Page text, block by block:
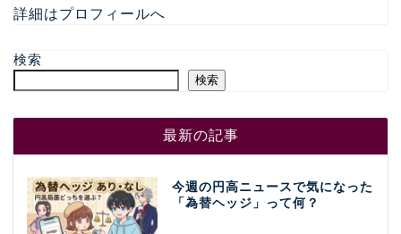
詳細はプロフィールへ
検索
検索
最新の記事
今週の円高ニュースで気になった
「為替ヘッジ」って何？